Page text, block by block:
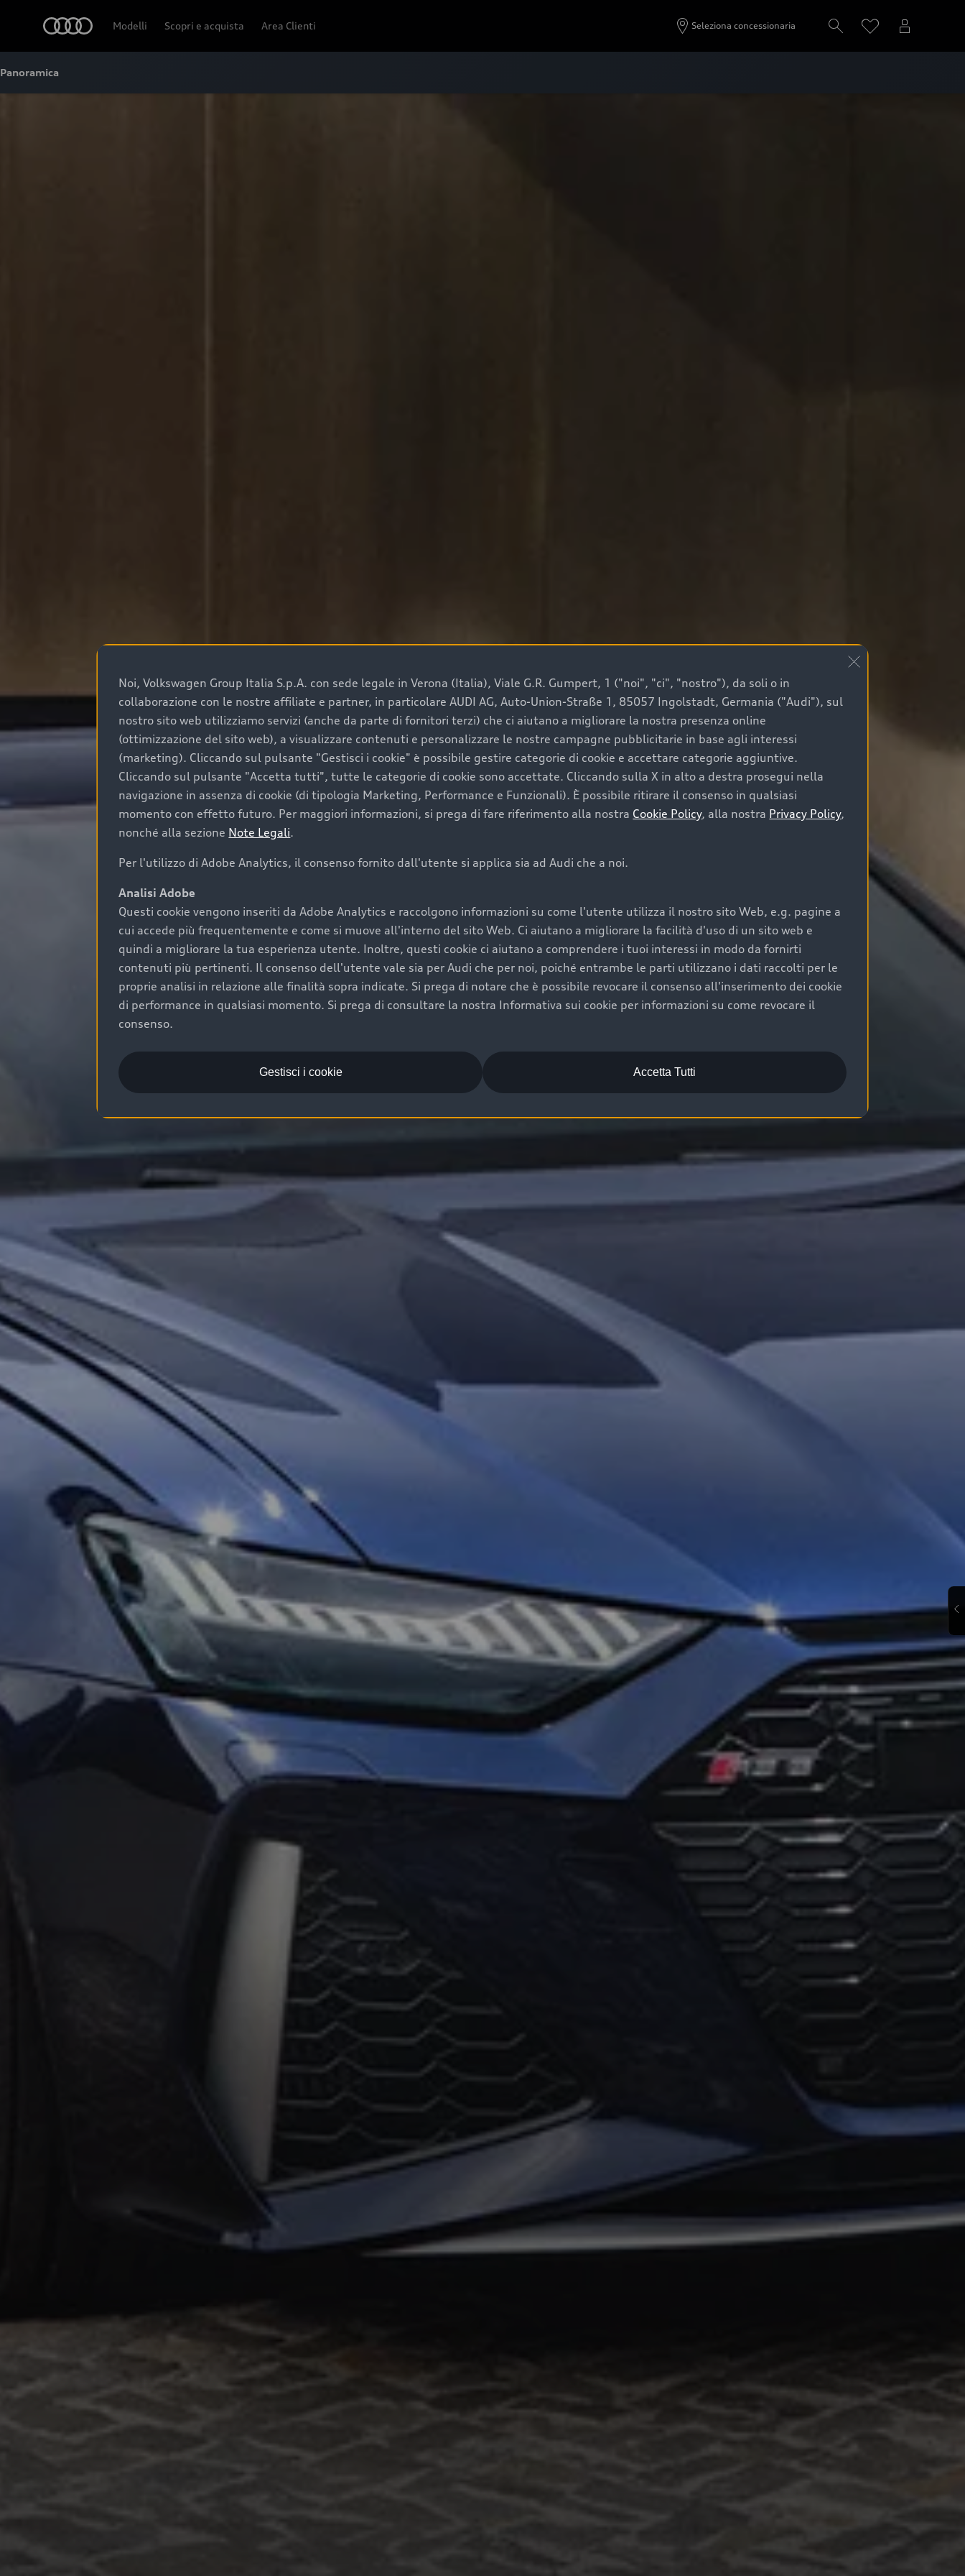
Modelli Scopri e acquista Area Clienti Seleziona concessionaria
Panoramica
Noi, Volkswagen Group Italia S.p.A. con sede legale in Verona (Italia), Viale G.R. Gumpert, 1 ("noi", "ci", "nostro"), da soli o in
collaborazione con le nostre affiliate e partner, in particolare AUDI AG, Auto-Union-Straße 1, 85057 Ingolstadt, Germania ("Audi"), sul
nostro sito web utilizziamo servizi (anche da parte di fornitori terzi) che ci aiutano a migliorare la nostra presenza online
(ottimizzazione del sito web), a visualizzare contenuti e personalizzare le nostre campagne pubblicitarie in base agli interessi
(marketing). Cliccando sul pulsante "Gestisci i cookie" è possibile gestire categorie di cookie e accettare categorie aggiuntive.
Cliccando sul pulsante "Accetta tutti", tutte le categorie di cookie sono accettate. Cliccando sulla X in alto a destra prosegui nella
navigazione in assenza di cookie (di tipologia Marketing, Performance e Funzionali). È possibile ritirare il consenso in qualsiasi
momento con effetto futuro. Per maggiori informazioni, si prega di fare riferimento alla nostra Cookie Policy, alla nostra Privacy Policy,
nonché alla sezione Note Legali.
Per l'utilizzo di Adobe Analytics, il consenso fornito dall'utente si applica sia ad Audi che a noi.
Analisi Adobe
Questi cookie vengono inseriti da Adobe Analytics e raccolgono informazioni su come l'utente utilizza il nostro sito Web, e.g. pagine a
cui accede più frequentemente e come si muove all'interno del sito Web. Ci aiutano a migliorare la facilità d'uso di un sito web e
quindi a migliorare la tua esperienza utente. Inoltre, questi cookie ci aiutano a comprendere i tuoi interessi in modo da fornirti
contenuti più pertinenti. Il consenso dell'utente vale sia per Audi che per noi, poiché entrambe le parti utilizzano i dati raccolti per le
proprie analisi in relazione alle finalità sopra indicate. Si prega di notare che è possibile revocare il consenso all'inserimento dei cookie
di performance in qualsiasi momento. Si prega di consultare la nostra Informativa sui cookie per informazioni su come revocare il
consenso.
Accetta Tutti
Gestisci i cookie